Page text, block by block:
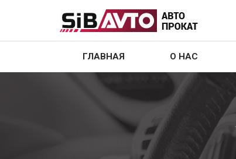
ГЛАВНАЯ О НАС